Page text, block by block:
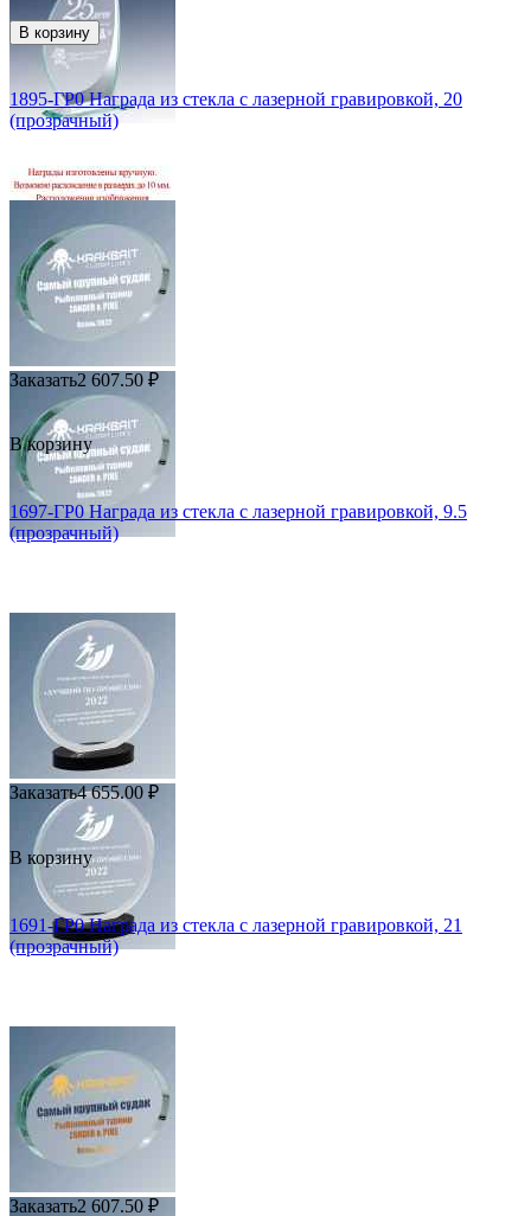
В корзину
1895-ГР0 Награда из стекла с лазерной гравировкой, 20
(прозрачный)
Заказать2 607.50 ₽
В корзину
1697-ГР0 Награда из стекла с лазерной гравировкой, 9.5
(прозрачный)
Заказать4 655.00 ₽
В корзину
1691-ГР0 Награда из стекла с лазерной гравировкой, 21
(прозрачный)
Заказать2 607.50 ₽